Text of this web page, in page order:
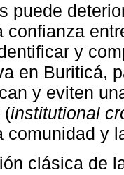
puede
confianza
y
en Buriticá,
y eviten
(institutional
comunidad y
clásica de